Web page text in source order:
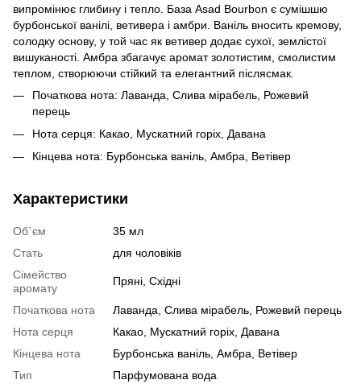
випромінює глибину і тепло. База Asad Bourbon є сумішшю
бурбонської ванілі, ветивера і амбри. Ваніль вносить кремову,
солодку основу, у той час як ветивер додає сухої, землістої
вишуканості. Амбра збагачує аромат золотистим, смолистим
теплом, створюючи стійкий та елегантний післясмак.
Початкова нота: Лаванда, Слива мірабель, Рожевий
перець
Нота серця: Какао, Мускатний горіх, Давана
Кінцева нота: Бурбонська ваніль, Амбра, Ветівер
Характеристики
Об`єм
35 мл
Стать
для чоловіків
Сімейство
аромату
Пряні, Східні
Початкова нота
Лаванда, Слива мірабель, Рожевий перець
Нота серця
Какао, Мускатний горіх, Давана
Кінцева нота
Бурбонська ваніль, Амбра, Ветівер
Тип
Парфумована вода